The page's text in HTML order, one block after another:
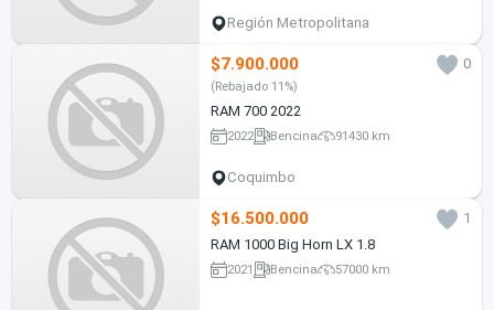
Región Metropolitana
$7.900.000 0
(Rebajado 11%)
RAM 700 2022
2022 Bencina 91430 km
Coquimbo
$16.500.000
1
RAM 1000 Big Horn LX 1.8
2021 Bencina 57000 km